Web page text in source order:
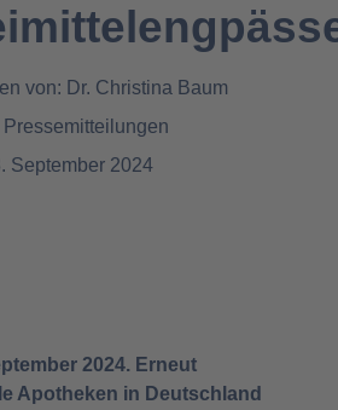
von: Dr. Christina Baum
Pressemitteilungen
September 2024
2024. Erneut
Apotheken in Deutschland